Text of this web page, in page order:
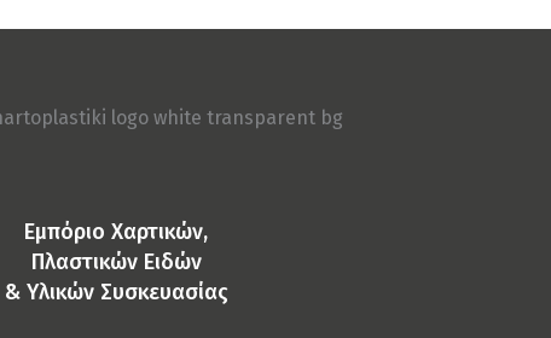
Eμπόριο Χαρτικών,
Πλαστικών Ειδών
& Yλικών Συσκευασίας